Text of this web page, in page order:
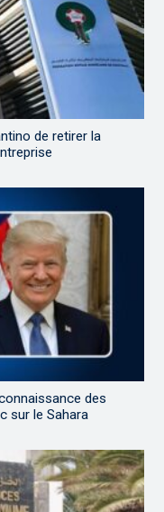
de retirer la
des
sur le Sahara